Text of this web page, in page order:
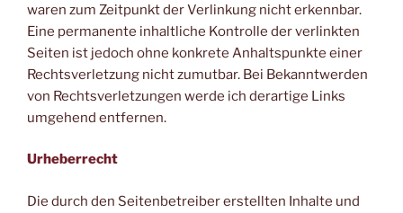
waren zum Zeitpunkt der Verlinkung nicht erkennbar.
Eine permanente inhaltliche Kontrolle der verlinkten
Seiten ist jedoch ohne konkrete Anhaltspunkte einer
Rechtsverletzung nicht zumutbar. Bei Bekanntwerden
von Rechtsverletzungen werde ich derartige Links
umgehend entfernen.
Urheberrecht
Die durch den Seitenbetreiber erstellten Inhalte und